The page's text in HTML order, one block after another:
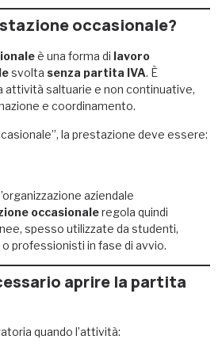
occasionale?
è una forma di lavoro
svolta senza partita IVA. È
saltuarie e non continuative,
e coordinamento.
la prestazione deve essere:
aziendale
occasionaleregola quindi
spesso utilizzate da studenti,
professionisti in fase di avvio.
aprire la partita
quando l’attività: